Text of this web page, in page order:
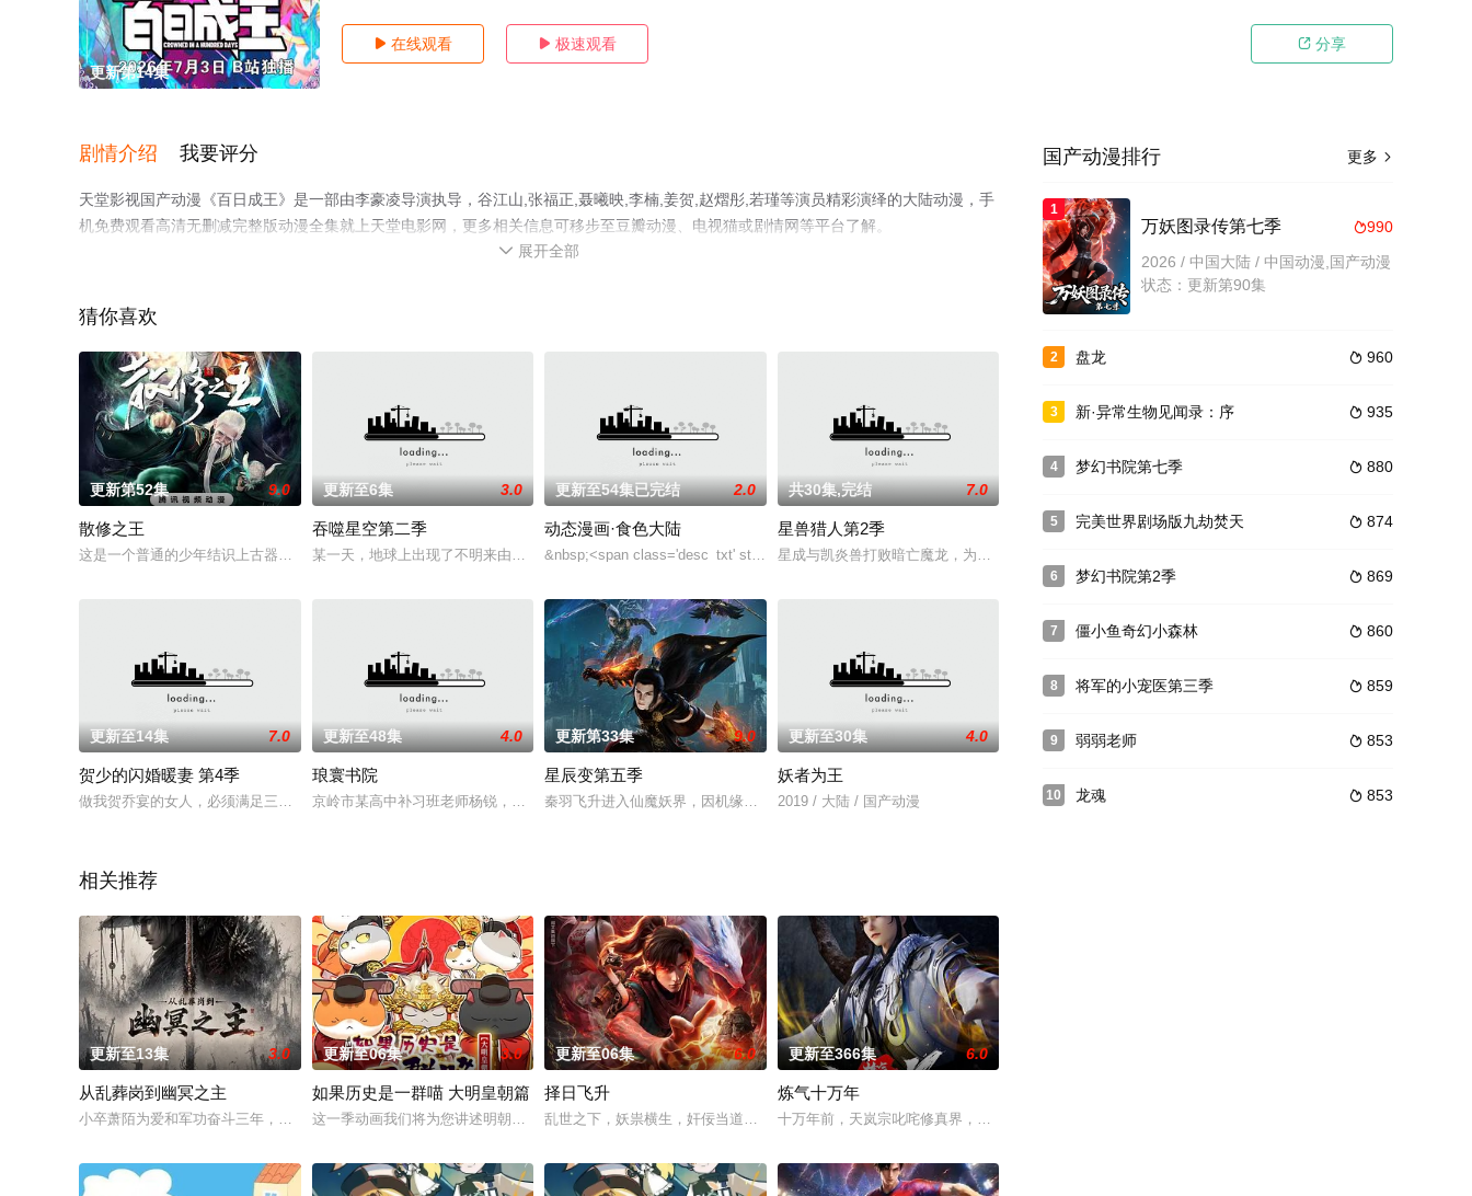
更新第14集
 在线观看  极速观看  分享
剧情介绍 我要评分
天堂影视国产动漫《百日成王》是一部由李豪凌导演执导，谷江山,张福正,聂曦映,李楠,姜贺,赵熠彤,若瑾等演员精彩演绎的大陆动漫，手
机免费观看高清无删减完整版动漫全集就上天堂电影网，更多相关信息可移步至豆瓣动漫、电视猫或剧情网等平台了解。
 展开全部
猜你喜欢
更新第52集 9.0
散修之王
这是一个普通的少年结识上古器灵，在器灵协助下努力修炼，结识形形色色的人，经历各类或轻松或波折的冒险。生活开始走上正轨的故事。最终，他将成为
更新至6集 3.0
吞噬星空第二季
某一天，地球上出现了不明来由的RR病毒，将世界卷入灾难之中。受到感染的动物变异成为可怕的怪兽，大举入侵，人类面临毁灭之际筑起了围墙，成立基
更新至54集已完结 2.0
动态漫画·食色大陆
&nbsp;<span class='desc_txt' style='margin: 0px; padding: 0px;
共30集,完结 7.0
星兽猎人第2季
星成与凯炎兽打败暗亡魔龙，为星兽世界带来和平，从而成为极具人气的最强星兽猎人火伴。另外一边，神秘
更新至14集 7.0
贺少的闪婚暖妻 第4季
做我贺乔宴的女人，必须满足三个条件：喜欢被呵宠、喜欢被疼爱、喜欢被无微不至的照顾。这个女人恰好满足了所有要求，就要有只属于他的觉悟。
更新至48集 4.0
琅寰书院
京岭市某高中补习班老师杨锐，在昆山探险时意外失足，本以为死定了，结果却掉落到幻海天的修真世界，并机缘巧合的得到了通玄境的力量，成为了书院的
更新第33集 9.0
星辰变第五季
秦羽飞升进入仙魔妖界，因机缘遇见了柳寒舒，在他身上看到了之前的自己，决定收他为徒教他保护自己的方法，但因为宝物星图与柳家和玉剑宗
更新至30集 4.0
妖者为王
2019 / 大陆 / 国产动漫
相关推荐
更新至13集 3.0
从乱葬岗到幽冥之主
小卒萧陌为爱和军功奋斗三年，却被恋人柳莺儿与将军之子赵昊联手背叛，残忍杀害后抛尸乱葬岗。濒死之际，他唤醒了上古魔刀“幽冥”，获得驱使阴兵之
更新至06集 3.0
如果历史是一群喵 大明皇朝篇
这一季动画我们将为您讲述明朝前期的故事。明朝从元末乱世中浴火而生的大一统王朝，可在建国初期就面临着重重危机。是谁将明朝推上了巅峰？是谁斩断
更新至06集 6.0
择日飞升
乱世之下，妖祟横生，奸佞当道。又值幽界入侵，人、幽两界势力荼毒人间，捕蛇者许应因看不惯为幽界卖命的草头神欺压百姓，反抗犯下弑神之
更新至366集 6.0
炼气十万年
十万年前，天岚宗叱咤修真界，宗内弟子皆是天骄，所向披靡。唯独开山弟子徐阳一直是炼气期，为突破修为
更多 
国产动漫排行
1
990
万妖图录传第七季
2026 / 中国大陆 / 中国动漫,国产动漫
状态：更新第90集
2  960
盘龙
3  935
新·异常生物见闻录：序
4  880
梦幻书院第七季
5  874
​完美世界剧场版九劫焚天​
6  869
梦幻书院第2季
7  860
僵小鱼奇幻小森林
8  859
将军的小宠医第三季
9  853
弱弱老师
10  853
龙魂